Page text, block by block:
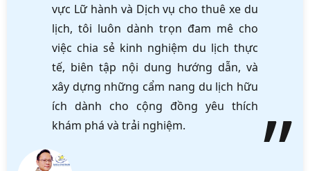
vực Lữ hành và Dịch vụ cho thuê xe du
lịch, tôi luôn dành trọn đam mê cho
việc chia sẻ kinh nghiệm du lịch thực
tế, biên tập nội dung hướng dẫn, và
xây dựng những cẩm nang du lịch hữu
ích dành cho cộng đồng yêu thích
khám phá và trải nghiệm.